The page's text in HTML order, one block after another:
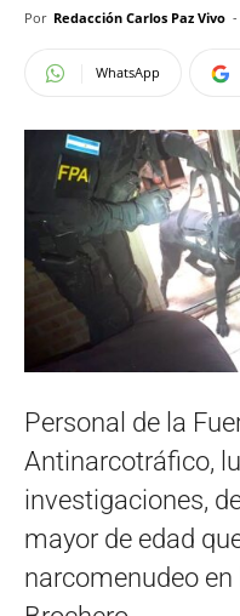
Por Redacción Carlos Paz Vivo -
WhatsApp
Personal de la
Antinarcotráfico,
investigaciones,
mayor de edad
narcomenudeo